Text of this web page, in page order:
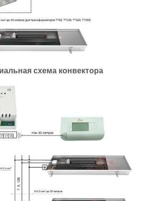
схема конвектора